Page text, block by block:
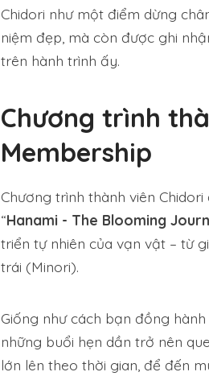
Chidori như một điểm dừng
niệm đẹp, mà còn được ghi
trên hành trình ấy.
Chương trình
Membership
Chương trình thành viên
“Hanami - The Blooming
triển tự nhiên của vạn vật – từ
trái (Minori).
Giống như cách bạn đồng
những buổi hẹn dần trở nên
lớn lên theo thời gian, để đến